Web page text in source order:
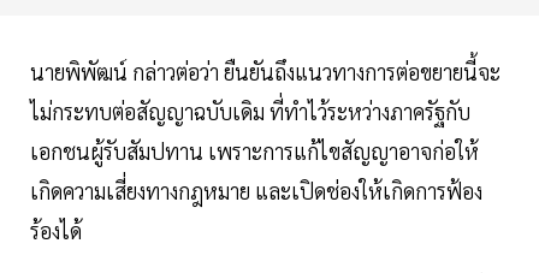
นายพิพัฒน์ กล่าวต่อว่า ยืนยันถึงแนวทางการต่อขยายนี้จะ
ไม่กระทบต่อสัญญาฉบับเดิม ที่ทำไว้ระหว่างภาครัฐกับ
เอกชนผู้รับสัมปทาน เพราะการแก้ไขสัญญาอาจก่อให้
เกิดความเสี่ยงทางกฎหมาย และเปิดช่องให้เกิดการฟ้อง
ร้องได้